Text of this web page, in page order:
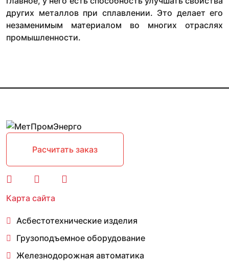
других металлов при сплавлении. Это делает его
незаменимым материалом во многих отраслях
промышленности.
Расчитать заказ
Карта сайта
Асбестотехнические изделия
Грузоподъемное оборудование
Железнодорожная автоматика